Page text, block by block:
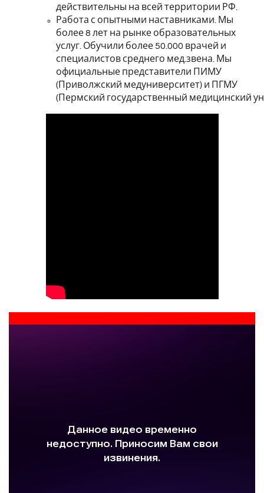
действительны на всей территории РФ.
Работа с опытными наставниками. Мы
более 8 лет на рынке образовательных
услуг. Обучили более 50.000 врачей и
специалистов среднего мед.звена. Мы
официальные представители ПИМУ
(Приволжский медуниверситет) и ПГМУ
(Пермский государственный медицинский